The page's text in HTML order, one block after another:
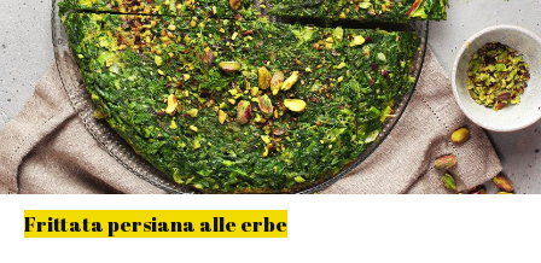
Frittata persiana alle erbe